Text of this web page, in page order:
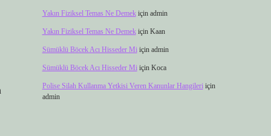
Yakın Fiziksel Temas Ne Demekiçin admin
Yakın Fiziksel Temas Ne Demekiçin Kaan
Sümüklü Böcek Acı Hisseder Miiçin admin
Sümüklü Böcek Acı Hisseder Miiçin Koca
Polise Silah Kullanma Yetkisi Veren Kanunlar Hangileriiçin
admin